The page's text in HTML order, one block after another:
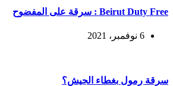
Beirut Duty Free : سرقة على المفضوح
6 نوفمبر، 2021
سرقة رمول بغطاء الجيش؟